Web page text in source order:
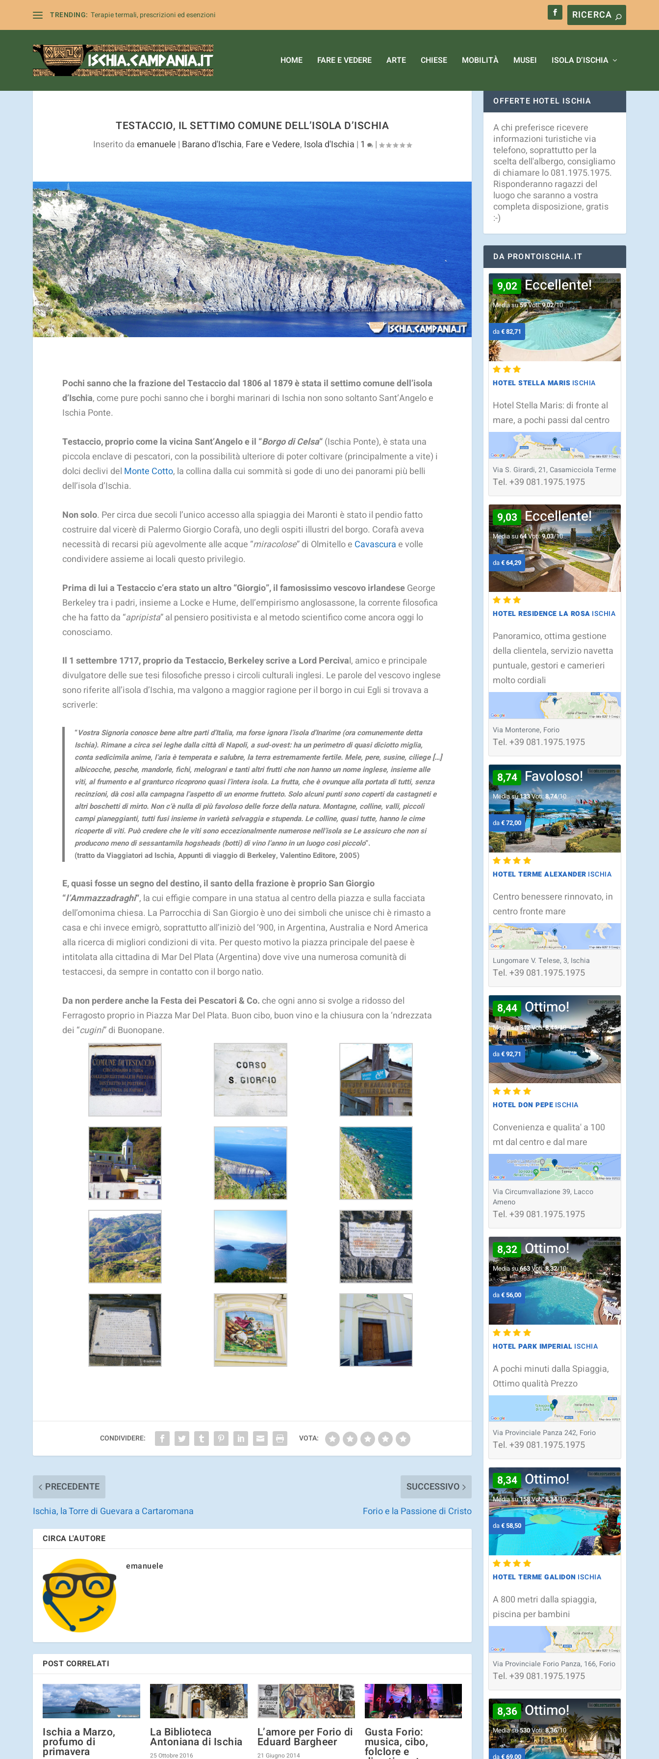
TRENDING: Terapie termali, prescrizioni ed esenzioni
HOME FARE E VEDERE ARTE CHIESE MOBILITÀ MUSEI ISOLA D’ISCHIA
TESTACCIO, IL SETTIMO COMUNE DELL’ISOLA D’ISCHIA
Inserito daemanuele | Barano d'Ischia, Fare e Vedere, Isola d'Ischia | 1 |
Pochi sanno che la frazione del Testaccio dal 1806 al 1879 è stata il settimo comune dell’isola
d’Ischia, come pure pochi sanno che i borghi marinari di Ischia non sono soltanto Sant’Angelo e
Ischia Ponte.
Testaccio, proprio come la vicina Sant’Angelo e il “Borgo di Celsa“(Ischia Ponte), è stata una
piccola enclave di pescatori, con la possibilità ulteriore di poter coltivare (principalmente a vite) i
dolci declivi del Monte Cotto, la collina dalla cui sommità si gode di uno dei panorami più belli
dell’isola d’Ischia.
Non solo. Per circa due secoli l’unico accesso alla spiaggia dei Maronti è stato il pendio fatto
costruire dal vicerè di Palermo Giorgio Corafà, uno degli ospiti illustri del borgo. Corafà aveva
necessità di recarsi più agevolmente alle acque “miracolose” di Olmitello e Cavascura e volle
condividere assieme ai locali questo privilegio.
Prima di lui a Testaccio c’era stato un altro “Giorgio”, il famosissimo vescovo irlandeseGeorge
Berkeley tra i padri, insieme a Locke e Hume, dell’empirismo anglosassone, la corrente filosofica
che ha fatto da “apripista” al pensiero positivista e al metodo scientifico come ancora oggi lo
conosciamo.
Il 1 settembre 1717, proprio da Testaccio, Berkeley scrive a Lord Percival, amico e principale
divulgatore delle sue tesi filosofiche presso i circoli culturali inglesi. Le parole del vescovo inglese
sono riferite all’isola d’Ischia, ma valgono a maggior ragione per il borgo in cui Egli si trovava a
scriverle:
“Vostra Signoria conosce bene altre parti d’Italia, ma forse ignora l’isola d’Inarime (ora comunemente detta
Ischia). Rimane a circa sei leghe dalla città di Napoli, a sud-ovest: ha un perimetro di quasi diciotto miglia,
conta sedicimila anime, l’aria è temperata e salubre, la terra estremamente fertile. Mele, pere, susine, ciliege […]
albicocche, pesche, mandorle, fichi, melograni e tanti altri frutti che non hanno un nome inglese, insieme alle
viti, al frumento e al granturco ricoprono quasi l’intera isola. La frutta, che è ovunque alla portata di tutti, senza
recinzioni, dà così alla campagna l’aspetto di un enorme frutteto. Solo alcuni punti sono coperti da castagneti e
altri boschetti di mirto. Non c’è nulla di più favoloso delle forze della natura. Montagne, colline, valli, piccoli
campi pianeggianti, tutti fusi insieme in varietà selvaggia e stupenda. Le colline, quasi tutte, hanno le cime
ricoperte di viti. Può credere che le viti sono eccezionalmente numerose nell’isola se Le assicuro che non si
producono meno di sessantamila hogsheads (botti) di vino l’anno in un luogo così piccolo”.
(tratto da Viaggiatori ad Ischia, Appunti di viaggio di Berkeley, Valentino Editore, 2005)
E, quasi fosse un segno del destino, il santo della frazione è proprio San Giorgio
“l’Ammazzadraghi“, la cui effigie compare in una statua al centro della piazza e sulla facciata
dell’omonima chiesa. La Parrocchia di San Giorgio è uno dei simboli che unisce chi è rimasto a
casa e chi invece emigrò, soprattutto all’iniziò del ‘900, in Argentina, Australia e Nord America
alla ricerca di migliori condizioni di vita. Per questo motivo la piazza principale del paese è
intitolata alla cittadina di Mar Del Plata (Argentina) dove vive una numerosa comunità di
testaccesi, da sempre in contatto con il borgo natìo.
Da non perdere anche la Festa dei Pescatori & Co. che ogni anno si svolge a ridosso del
Ferragosto proprio in Piazza Mar Del Plata. Buon cibo, buon vino e la chiusura con la ‘ndrezzata
dei “cugini” di Buonopane.
CONDIVIDERE: VOTA:
PRECEDENTE
Ischia, la Torre di Guevara a Cartaromana
SUCCESSIVO
Forio e la Passione di Cristo
CIRCA L'AUTORE
emanuele
POST CORRELATI
Ischia a Marzo,
profumo di
primavera
La Biblioteca
Antoniana di Ischia
25 Ottobre 2016
L’amore per Forio di
Eduard Bargheer
21 Giugno 2014
Gusta Forio:
musica, cibo,
folclore e
OFFERTE HOTEL ISCHIA
A chi preferisce ricevere
informazioni turistiche via
telefono, soprattutto per la
scelta dell'albergo, consigliamo
di chiamare lo 081.1975.1975.
Risponderanno ragazzi del
luogo che saranno a vostra
completa disposizione, gratis
:-)
DA PRONTOISCHIA.IT
9,02 Eccellente!
Media su59Voti:9,02/10
da€ 82,71
HOTEL STELLA MARIS ISCHIA
Hotel Stella Maris: di fronte al
mare, a pochi passi dal centro
Via S. Girardi, 21, Casamicciola Terme
Tel.+39 081.1975.1975
9,03 Eccellente!
Media su64Voti:9,03/10
da€ 64,29
HOTEL RESIDENCE LA ROSA ISCHIA
Panoramico, ottima gestione
della clientela, servizio navetta
puntuale, gestori e camerieri
molto cordiali
Via Monterone, Forio
Tel.+39 081.1975.1975
8,74 Favoloso!
Media su133Voti:8,74/10
da€ 72,00
HOTEL TERME ALEXANDER ISCHIA
Centro benessere rinnovato, in
centro fronte mare
Lungomare V. Telese, 3, Ischia
Tel.+39 081.1975.1975
8,44 Ottimo!
Media su342Voti:8,44/10
da€ 92,71
HOTEL DON PEPE ISCHIA
Convenienza e qualita' a 100
mt dal centro e dal mare
Via Circumvallazione 39, Lacco
Ameno
Tel.+39 081.1975.1975
8,32 Ottimo!
Media su663Voti:8,32/10
da€ 56,00
HOTEL PARK IMPERIAL ISCHIA
A pochi minuti dalla Spiaggia,
Ottimo qualità Prezzo
Via Provinciale Panza 242, Forio
Tel.+39 081.1975.1975
8,34 Ottimo!
Media su158Voti:8,34/10
da€ 58,50
HOTEL TERME GALIDON ISCHIA
A 800 metri dalla spiaggia,
piscina per bambini
Via Provinciale Forio Panza, 166, Forio
Tel.+39 081.1975.1975
8,36 Ottimo!
Media su530Voti:8,36/10
da€ 69,00
I cookie ci aiutano a fornire i nostri servizi. Utilizzando tali servizi, accetti l'utilizzo dei cookie. OK